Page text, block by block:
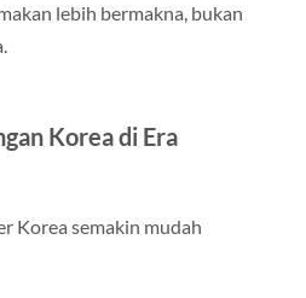
lebih bermakna, bukan
Korea di Era
Korea semakin mudah